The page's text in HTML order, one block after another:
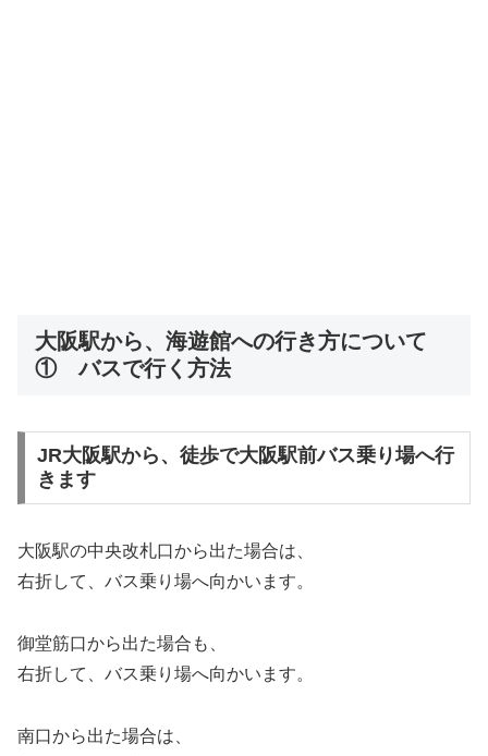
大阪駅から、海遊館への行き方について
① バスで行く方法
JR大阪駅から、徒歩で大阪駅前バス乗り場へ行
きます
大阪駅の中央改札口から出た場合は、
右折して、バス乗り場へ向かいます。
御堂筋口から出た場合も、
右折して、バス乗り場へ向かいます。
南口から出た場合は、